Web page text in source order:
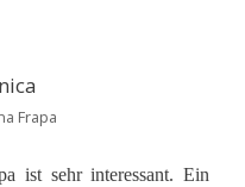
Frapa
ist sehr interessant. Ein